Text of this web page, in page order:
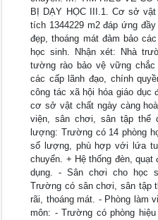
BỊ DẠY HỌC III.1. Cơ sở
tích 1344229 m2 đáp ứng
đẹp, thoáng mát đảm bảo
học sinh. Nhận xét: Nhà
tường rào bảo vệ vững
các cấp lãnh đạo, chính
công tác xã hội hóa giáo
cơ sở vật chất ngày càng
viện, sân chơi, sân tập thể
lượng: Trường có 14 phòng
số lượng, phù hợp với lứa
chuyển. + Hệ thống đèn,
dụng. - Sân chơi cho học
Trường có sân chơi, sân tập
rãi, thoáng mát. - Phòng làm
môn: - Trường có phòng